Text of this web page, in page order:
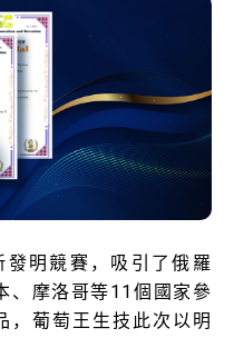
發明競賽，吸引了俄羅
、摩洛哥等11 個國家參
，葡萄王生技此次以明